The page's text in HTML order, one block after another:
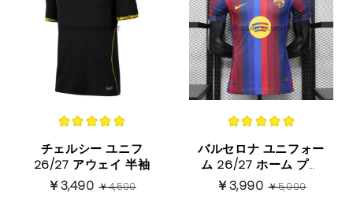
チェルシー ユニフ
26/27 アウェイ 半袖
￥3,490￥4,500
バルセロナ ユニフォー
ム 26/27 ホーム プレ
イヤーバージョン 半袖
￥3,990￥5,000